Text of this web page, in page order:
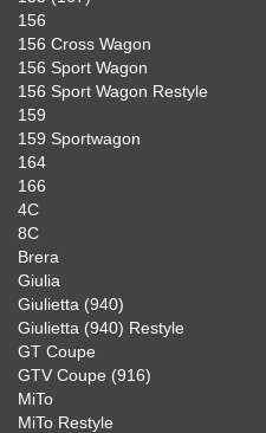
156
156 Cross Wagon
156 Sport Wagon
156 Sport Wagon Restyle
159
159 Sportwagon
164
166
4C
8C
Brera
Giulia
Giulietta (940)
Giulietta (940) Restyle
GT Coupe
GTV Coupe (916)
MiTo
MiTo Restyle